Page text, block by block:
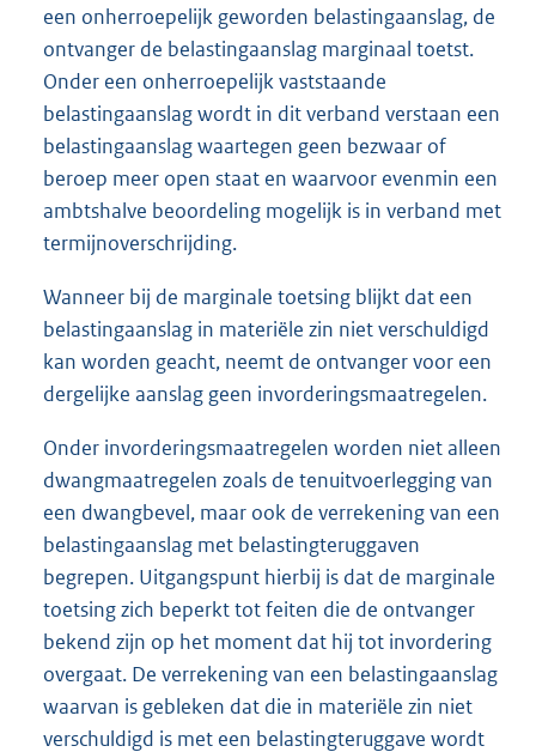
een onherroepelijk geworden belastingaanslag, de
ontvanger de belastingaanslag marginaal toetst.
Onder een onherroepelijk vaststaande
belastingaanslag wordt in dit verband verstaan een
belastingaanslag waartegen geen bezwaar of
beroep meer open staat en waarvoor evenmin een
ambtshalve beoordeling mogelijk is in verband met
termijnoverschrijding.
Wanneer bij de marginale toetsing blijkt dat een
belastingaanslag in materiële zin niet verschuldigd
kan worden geacht, neemt de ontvanger voor een
dergelijke aanslag geen invorderingsmaatregelen.
Onder invorderingsmaatregelen worden niet alleen
dwangmaatregelen zoals de tenuitvoerlegging van
een dwangbevel, maar ook de verrekening van een
belastingaanslag met belastingteruggaven
begrepen. Uitgangspunt hierbij is dat de marginale
toetsing zich beperkt tot feiten die de ontvanger
bekend zijn op het moment dat hij tot invordering
overgaat. De verrekening van een belastingaanslag
waarvan is gebleken dat die in materiële zin niet
verschuldigd is met een belastingteruggave wordt